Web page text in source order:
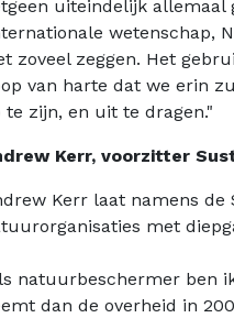
uiteindelijk allemaal
wetenschap,
zoveel zeggen. Het
van harte dat we erin
te zijn, en uit te dragen."
Kerr, voorzitter
Kerr laat namens
met
natuurbeschermer ben
dan de overheid in